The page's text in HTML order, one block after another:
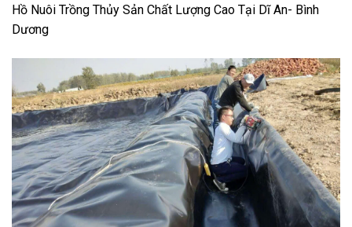
Hồ Nuôi Trồng Thủy Sản Chất Lượng Cao Tại Dĩ An- Bình
Dương